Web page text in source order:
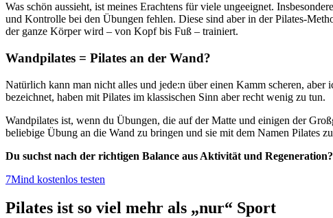
Was schön aussieht, ist meines Erachtens für viele ungeeignet.
und Kontrolle bei den Übungen fehlen. Diese sind aber in der Pilates-
der ganze Körper wird – von Kopf bis Fuß – trainiert.
Wandpilates = Pilates an der Wand?
Natürlich kann man nicht alles und jede:n über einen Kamm scheren,
bezeichnet, haben mit Pilates im klassischen Sinn aber recht wenig zu tun.
Wandpilates ist, wenn du Übungen, die auf der Matte und einigen der
beliebige Übung an die Wand zu bringen und sie mit dem Namen Pilates
Du suchst nach der richtigen Balance aus Aktivität und
7Mind kostenlos testen
Pilates ist so viel mehr als „nur“ Sport